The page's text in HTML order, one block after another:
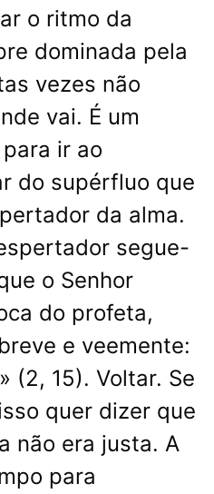
o ritmo da
dominada pela
vezes não
vai. É um
ir ao
do supérfluo que
da alma.
segue-
o Senhor
do profeta,
e veemente:
(2, 15). Voltar. Se
quer dizer que
não era justa. A
para